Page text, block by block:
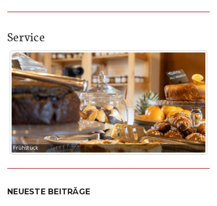
Service
Frühstück
NEUESTE BEITRÄGE